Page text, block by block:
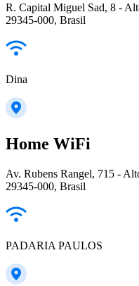
R. Capital Miguel Sad, 8 -
29345-000, Brasil
Dina
Home WiFi
Av. Rubens Rangel, 715 -
29345-000, Brasil
PADARIA PAULOS